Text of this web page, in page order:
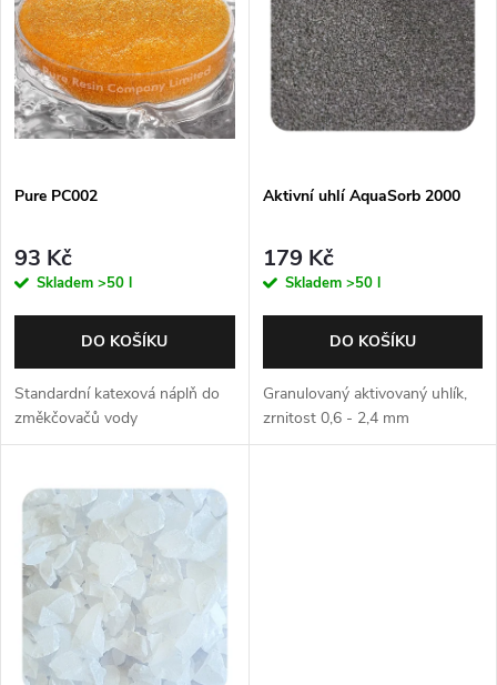
n
í
p
r
o
d
u
k
t
ů
p
i
s
p
r
o
u
k
t
ů
Pure PC002
93 Kč
Skladem >50 l
DO KOŠÍKU
Standardní katexová náplň do
změkčovačů vody
Aktivní uhlí AquaSorb 2000
179 Kč
Skladem >50 l
DO KOŠÍKU
Granulovaný aktivovaný uhlík,
zrnitost 0,6 - 2,4 mm